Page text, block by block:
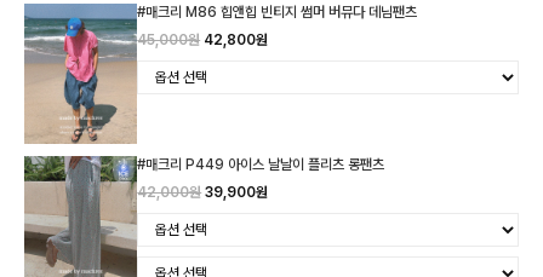
#매크리 M86 힙앤힙 빈티지 썸머 버뮤다 데님팬츠
45,000원 42,800원
#매크리 P449 아이스 날날이 플리츠 롱팬츠
42,000원 39,900원